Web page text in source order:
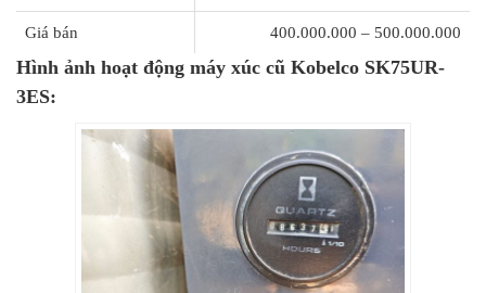
Giá bán 400.000.000 – 500.000.000
Hình ảnh hoạt động máy xúc cũ Kobelco SK75UR-
3ES: